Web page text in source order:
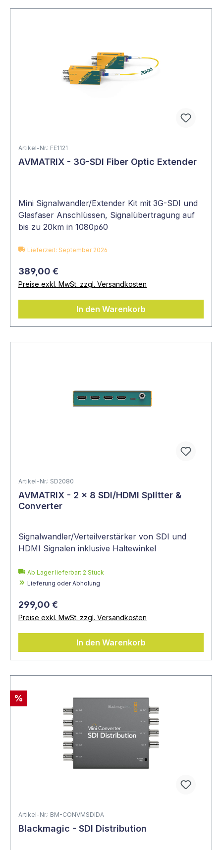
Artikel-Nr.: FE1121
AVMATRIX - 3G-SDI Fiber Optic Extender
Mini Signalwandler/Extender Kit mit 3G-SDI und
Glasfaser Anschlüssen, Signalübertragung auf
bis zu 20km in 1080p60
Lieferzeit: September 2026
389,00 €
Preise exkl. MwSt. zzgl. Versandkosten
In den Warenkorb
Artikel-Nr.: SD2080
AVMATRIX - 2 x 8 SDI/HDMI Splitter &
Converter
Signalwandler/Verteilverstärker von SDI und
HDMI Signalen inklusive Haltewinkel
Ab Lager lieferbar: 2 Stück
Lieferung oder Abholung
299,00 €
Preise exkl. MwSt. zzgl. Versandkosten
In den Warenkorb
%
Artikel-Nr.: BM-CONVMSDIDA
Blackmagic - SDI Distribution